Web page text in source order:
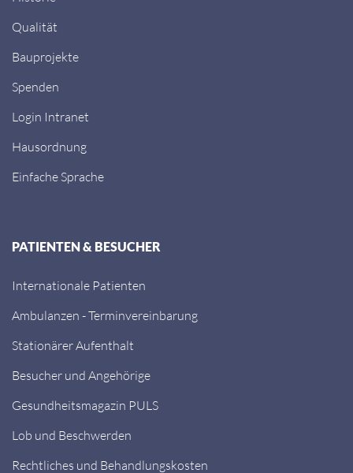
Qualität
Bauprojekte
Spenden
Login Intranet
Hausordnung
Einfache Sprache
PATIENTEN & BESUCHER
Internationale Patienten
Ambulanzen - Terminvereinbarung
Stationärer Aufenthalt
Besucher und Angehörige
Gesundheitsmagazin PULS
Lob und Beschwerden
Rechtliches und Behandlungskosten